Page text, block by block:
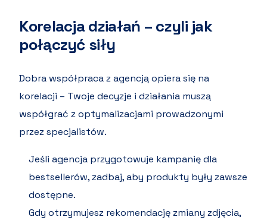
Korelacja działań – czyli jak
połączyć siły
Dobra współpraca z agencją opiera się na
korelacji – Twoje decyzje i działania muszą
współgrać z optymalizacjami prowadzonymi
przez specjalistów.
Jeśli agencja przygotowuje kampanię dla
bestsellerów, zadbaj, aby produkty były zawsze
dostępne.
Gdy otrzymujesz rekomendację zmiany zdjęcia,